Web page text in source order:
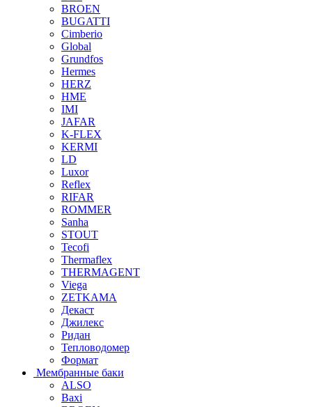
BROEN
BUGATTI
Cimberio
Global
Grundfos
Hermes
HERZ
HME
IMI
JAFAR
K-FLEX
KERMI
LD
Luxor
Reflex
RIFAR
ROMMER
Sanha
STOUT
Tecofi
Thermaflex
THERMAGENT
Viega
ZETKAMA
Декаст
Джилекс
Ридан
Тепловодомер
Формат
Мембранные баки
ALSO
Baxi